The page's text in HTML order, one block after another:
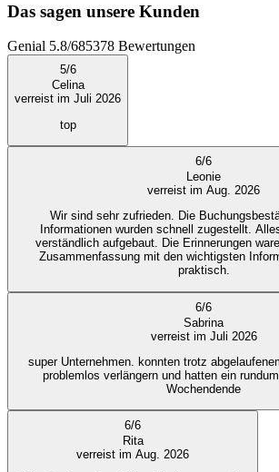
Das sagen unsere Kunden
Genial 5.8/685378 Bewertungen
5/6
Celina
verreist im Juli 2026
top
6/6
Leonie
verreist im Aug. 2026
Wir sind sehr zufrieden. Die
Informationen wurden schnell zugestellt.
verständlich aufgebaut. Die Erinnerungen
Zusammenfassung mit den wichtigsten
praktisch.
6/6
Sabrina
verreist im Juli 2026
super Unternehmen. konnten trotz
problemlos verlängern und hatten ein
Wochendende
6/6
Rita
verreist im Aug. 2026